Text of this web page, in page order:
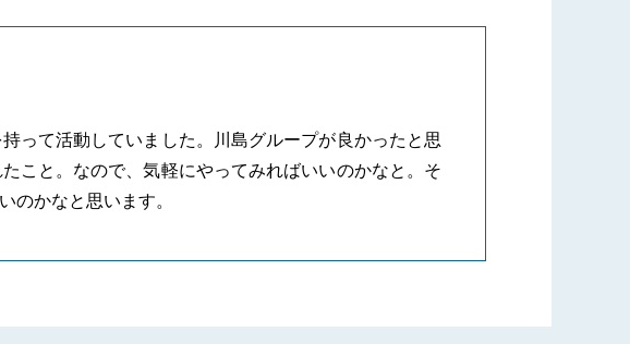
って活動していました。川島グループが良かったと思
こと。なので、気軽にやってみればいいのかなと。そ
のかなと思います。